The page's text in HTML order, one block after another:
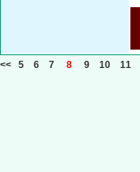
<< 5 6 7 8 9 10 11